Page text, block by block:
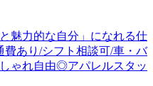
魅力的な自分」になれる仕
費あり/シフト相談可/車・バ
ゃれ自由◎アパレルスタッ